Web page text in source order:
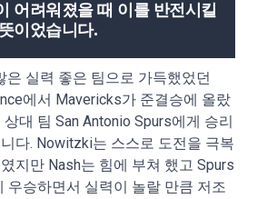
어려워졌을 때 이를 반전시킬
이었습니다.
은 실력 좋은 팀으로 가득했었던
에서 Mavericks가 준결승에 올랐
대 팀 San Antonio Spurs에게 승리
다. Nowitzki는 스스로 도전을 극복
지만 Nash는 힘에 부쳐 했고 Spurs
우승하면서 실력이 놀랄 만큼 저조